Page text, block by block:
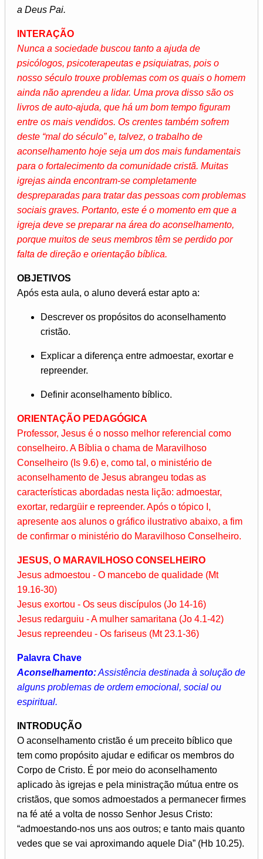
a Deus Pai.
INTERAÇÃO
Nunca a sociedade buscou tanto a ajuda de
psicólogos, psicoterapeutas e psiquiatras, pois o
nosso século trouxe problemas com os quais o homem
ainda não aprendeu a lidar. Uma prova disso são os
livros de auto-ajuda, que há um bom tempo figuram
entre os mais vendidos. Os crentes também sofrem
deste “mal do século” e, talvez, o trabalho de
aconselhamento hoje seja um dos mais fundamentais
para o fortalecimento da comunidade cristã. Muitas
igrejas ainda encontram-se completamente
despreparadas para tratar das pessoas com problemas
sociais graves. Portanto, este é o momento em que a
igreja deve se preparar na área do aconselhamento,
porque muitos de seus membros têm se perdido por
falta de direção e orientação bíblica.
OBJETIVOS
Após esta aula, o aluno deverá estar apto a:
Descrever os propósitos do aconselhamento
cristão.
Explicar a diferença entre admoestar, exortar e
repreender.
Definir aconselhamento bíblico.
ORIENTAÇÃO PEDAGÓGICA
Professor, Jesus é o nosso melhor referencial como
conselheiro. A Bíblia o chama de Maravilhoso
Conselheiro (Is 9.6) e, como tal, o ministério de
aconselhamento de Jesus abrangeu todas as
características abordadas nesta lição: admoestar,
exortar, redargüir e repreender. Após o tópico I,
apresente aos alunos o gráfico ilustrativo abaixo, a fim
de confirmar o ministério do Maravilhoso Conselheiro.
JESUS, O MARAVILHOSO CONSELHEIRO
Jesus admoestou - O mancebo de qualidade (Mt
19.16-30)
Jesus exortou - Os seus discípulos (Jo 14-16)
Jesus redarguiu - A mulher samaritana (Jo 4.1-42)
Jesus repreendeu - Os fariseus (Mt 23.1-36)
Palavra Chave
Aconselhamento:Assistência destinada à solução de
alguns problemas de ordem emocional, social ou
espiritual.
INTRODUÇÃO
O aconselhamento cristão é um preceito bíblico que
tem como propósito ajudar e edificar os membros do
Corpo de Cristo. É por meio do aconselhamento
aplicado às igrejas e pela ministração mútua entre os
cristãos, que somos admoestados a permanecer firmes
na fé até a volta de nosso Senhor Jesus Cristo:
“admoestando-nos uns aos outros; e tanto mais quanto
vedes que se vai aproximando aquele Dia” (Hb 10.25).